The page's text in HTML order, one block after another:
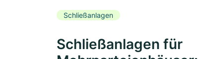
Schließanlagen
Schließanlagen für